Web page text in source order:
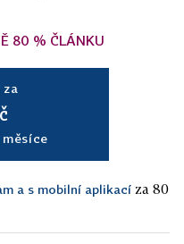
80 % ČLÁNKU
a s mobilní aplikací za 80